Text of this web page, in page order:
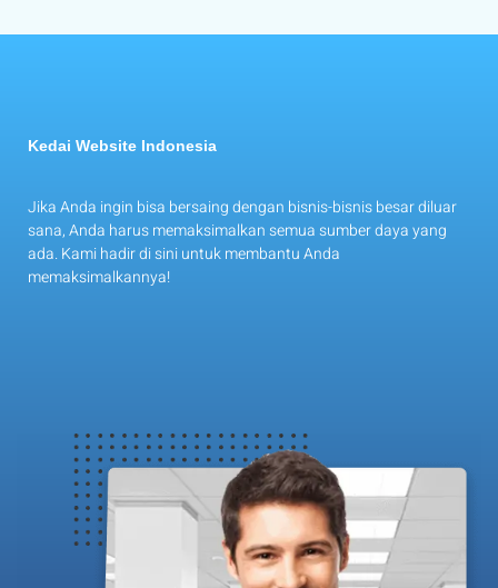
Kedai Website Indonesia
Jika Anda ingin bisa bersaing dengan bisnis-bisnis besar diluar
sana, Anda harus memaksimalkan semua sumber daya yang
ada. Kami hadir di sini untuk membantu Anda
memaksimalkannya!